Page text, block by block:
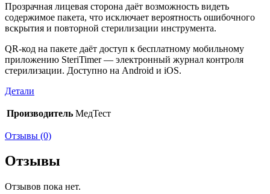
Прозрачная лицевая сторона даёт возможность видеть
содержимое пакета, что исключает вероятность ошибочного
вскрытия и повторной стерилизации инструмента.
QR-код на пакете даёт доступ к бесплатному мобильному
приложению SteriTimer — электронный журнал контроля
стерилизации. Доступно на Android и iOS.
Детали
Производитель МедТест
Отзывы (0)
Отзывы
Отзывов пока нет.